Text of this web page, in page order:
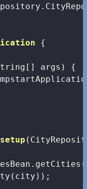
{
args)
{
setup